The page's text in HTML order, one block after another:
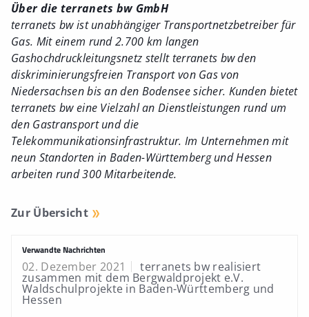
Über die terranets bw GmbH
terranets bw ist unabhängiger Transportnetzbetreiber für
Gas. Mit einem rund 2.700 km langen
Gashochdruckleitungsnetz stellt terranets bw den
diskriminierungsfreien Transport von Gas von
Niedersachsen bis an den Bodensee sicher. Kunden bietet
terranets bw eine Vielzahl an Dienstleistungen rund um
den Gastransport und die
Telekommunikationsinfrastruktur. Im Unternehmen mit
neun Standorten in Baden-Württemberg und Hessen
arbeiten rund 300 Mitarbeitende.
Zur Übersicht
Verwandte Nachrichten
02. Dezember 2021 terranets bw realisiert
zusammen mit dem Bergwaldprojekt e.V.
Waldschulprojekte in Baden-Württemberg und
Hessen